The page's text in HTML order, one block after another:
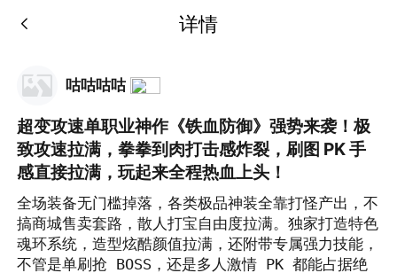
详情
咕咕咕咕
超变攻速单职业神作《铁血防御》强势来袭！极
致攻速拉满，拳拳到肉打击感炸裂，刷图 PK 手
感直接拉满，玩起来全程热血上头！
全场装备无门槛掉落，各类极品神装全靠打怪产出，不
搞商城售卖套路，散人打宝自由度拉满。独家打造特色
魂环系统，造型炫酷颜值拉满，还附带专属强力技能，
不管是单刷抢 BOSS，还是多人激情 PK 都能占据绝